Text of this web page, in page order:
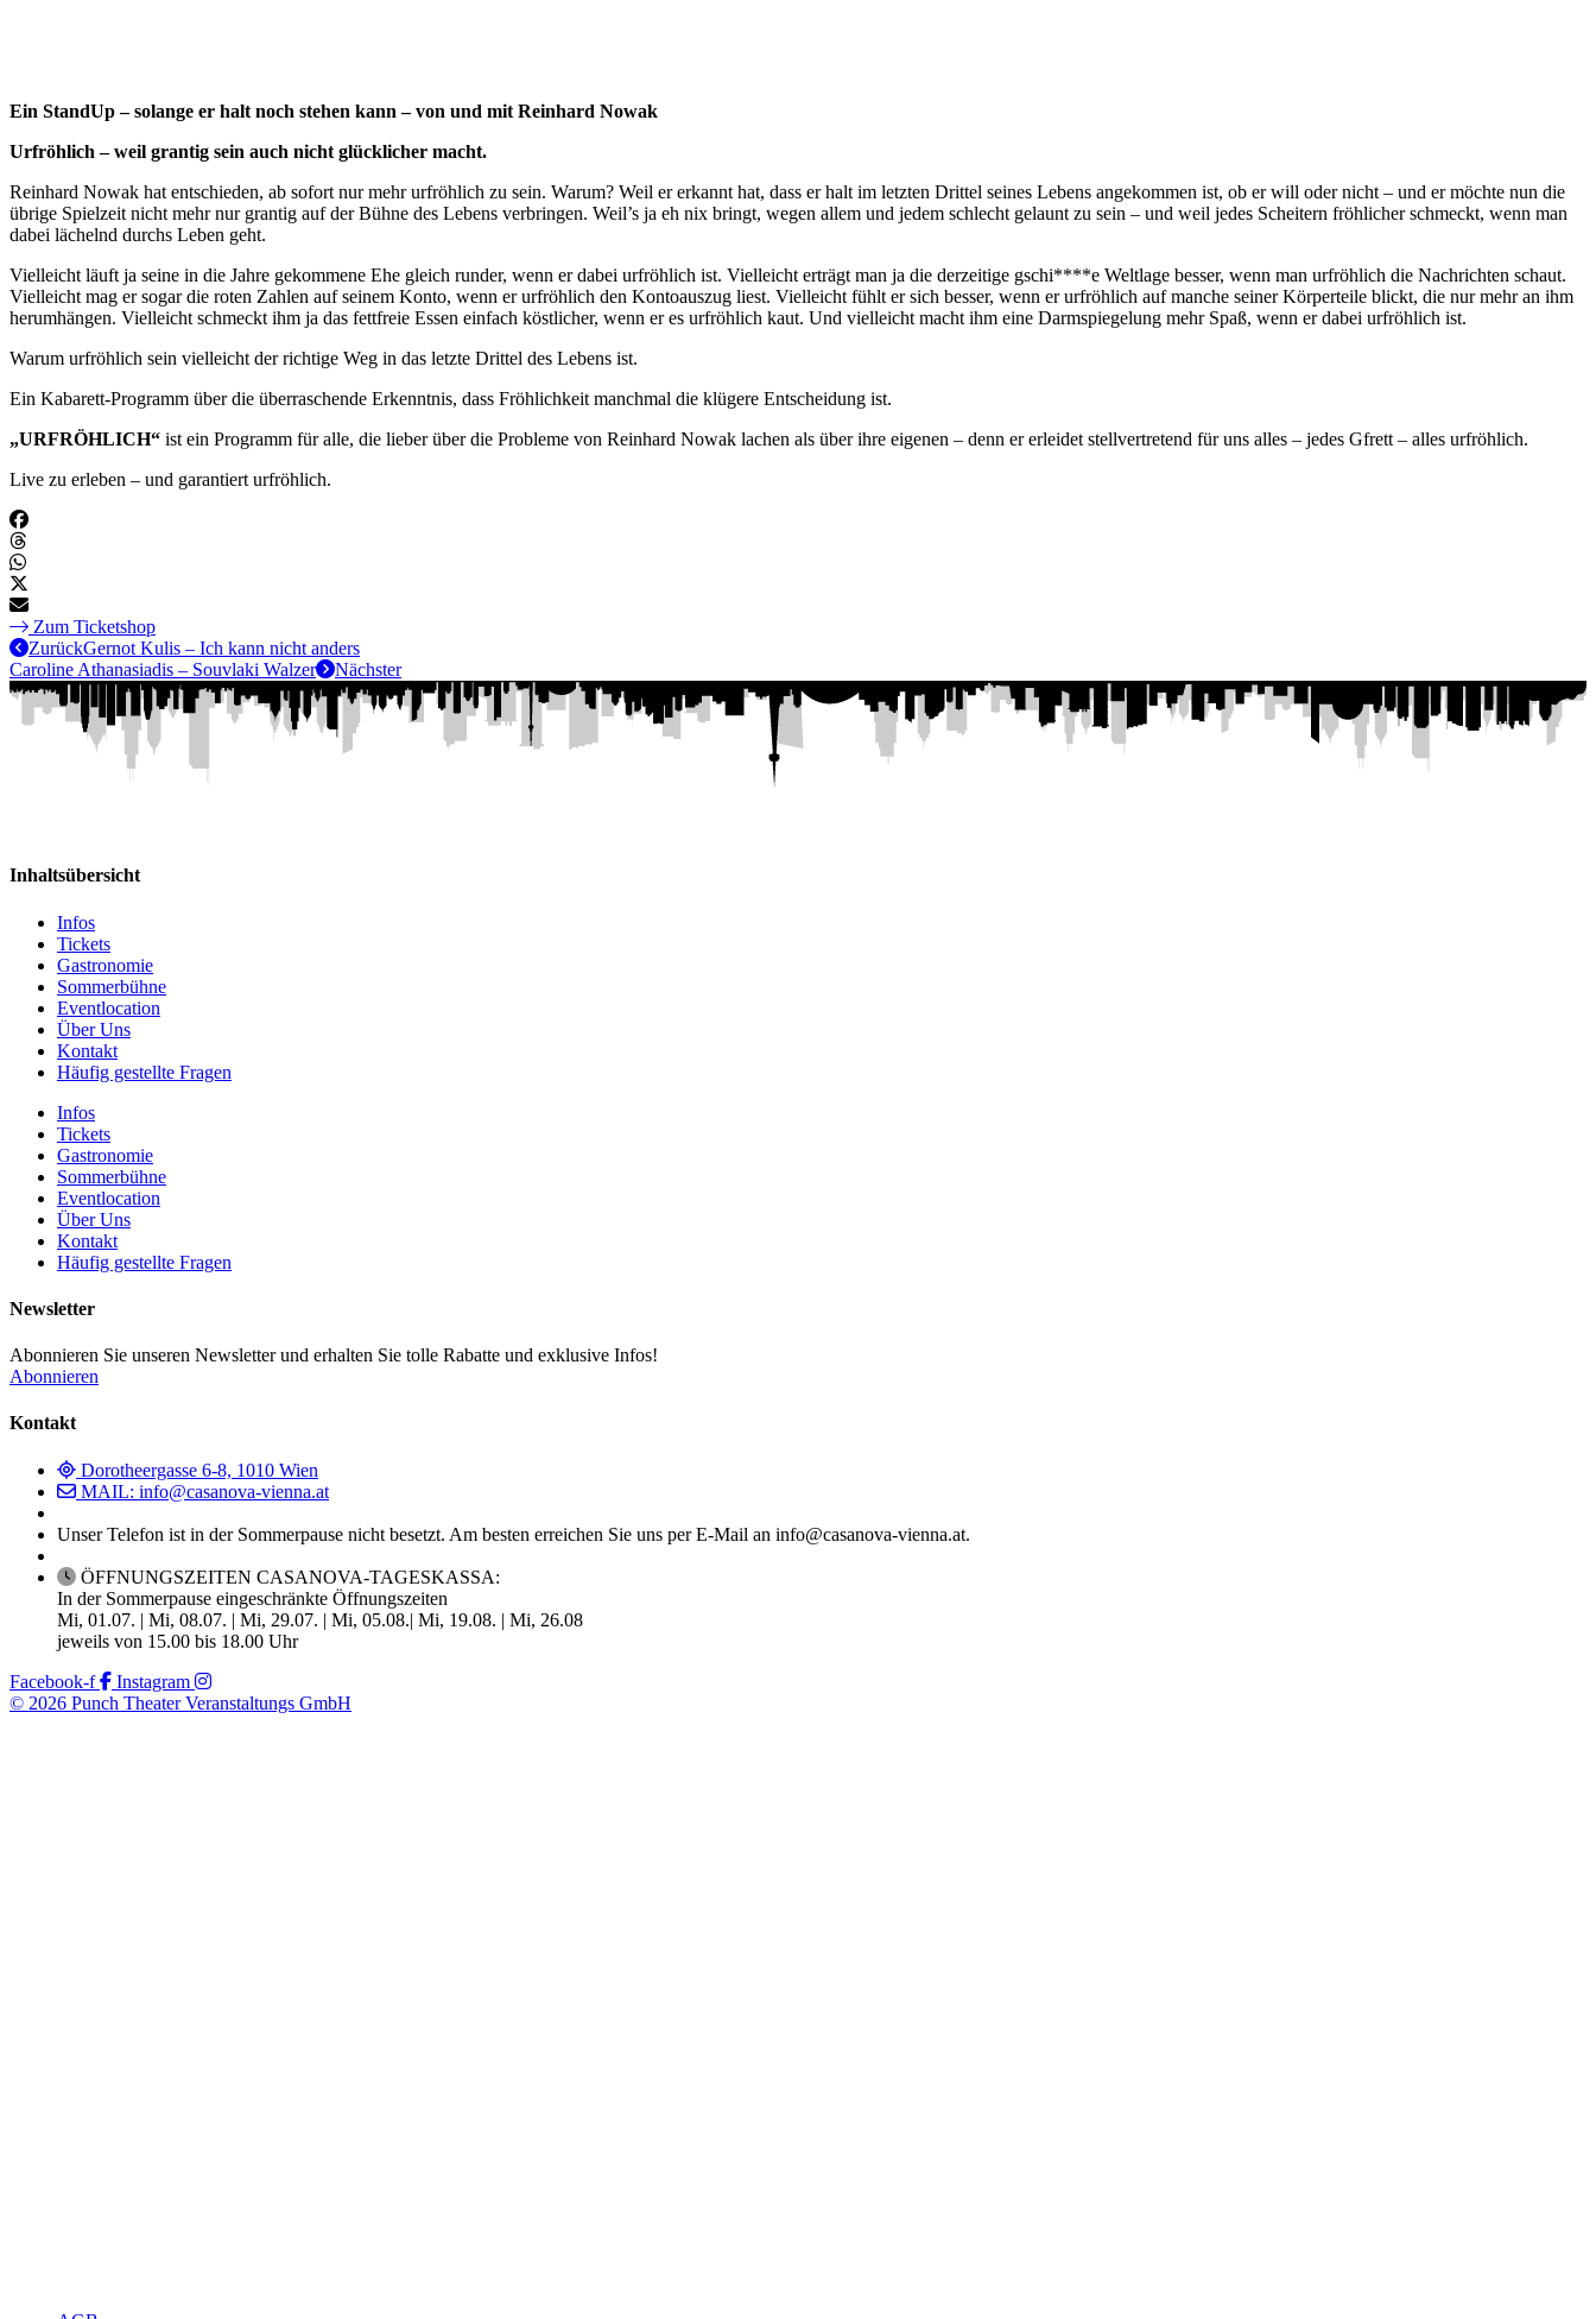
Ein StandUp – solange er halt noch stehen kann – von und mit Reinhard Nowak
Urfröhlich – weil grantig sein auch nicht glücklicher macht.
Reinhard Nowak hat entschieden, ab sofort nur mehr urfröhlich zu sein. Warum? Weil er erkannt hat, dass er halt im letzten Drittel seines Lebens angekommen ist, ob er will oder nicht – und er möchte nun die
übrige Spielzeit nicht mehr nur grantig auf der Bühne des Lebens verbringen. Weil’s ja eh nix bringt, wegen allem und jedem schlecht gelaunt zu sein – und weil jedes Scheitern fröhlicher schmeckt, wenn man
dabei lächelnd durchs Leben geht.
Vielleicht läuft ja seine in die Jahre gekommene Ehe gleich runder, wenn er dabei urfröhlich ist. Vielleicht erträgt man ja die derzeitige gschi****e Weltlage besser, wenn man urfröhlich die Nachrichten schaut.
Vielleicht mag er sogar die roten Zahlen auf seinem Konto, wenn er urfröhlich den Kontoauszug liest. Vielleicht fühlt er sich besser, wenn er urfröhlich auf manche seiner Körperteile blickt, die nur mehr an ihm
herumhängen. Vielleicht schmeckt ihm ja das fettfreie Essen einfach köstlicher, wenn er es urfröhlich kaut. Und vielleicht macht ihm eine Darmspiegelung mehr Spaß, wenn er dabei urfröhlich ist.
Warum urfröhlich sein vielleicht der richtige Weg in das letzte Drittel des Lebens ist.
Ein Kabarett-Programm über die überraschende Erkenntnis, dass Fröhlichkeit manchmal die klügere Entscheidung ist.
„URFRÖHLICH“ ist ein Programm für alle, die lieber über die Probleme von Reinhard Nowak lachen als über ihre eigenen – denn er erleidet stellvertretend für uns alles – jedes Gfrett – alles urfröhlich.
Live zu erleben – und garantiert urfröhlich.
Zum Ticketshop
ZurückGernot Kulis – Ich kann nicht anders
Caroline Athanasiadis – Souvlaki Walzer
Nächster
Inhaltsübersicht
Infos
Tickets
Gastronomie
Sommerbühne
Eventlocation
Über Uns
Kontakt
Häufig gestellte Fragen
Infos
Tickets
Gastronomie
Sommerbühne
Eventlocation
Über Uns
Kontakt
Häufig gestellte Fragen
Newsletter
Abonnieren Sie unseren Newsletter und erhalten Sie tolle Rabatte und exklusive Infos!
Abonnieren
Kontakt
Dorotheergasse 6-8, 1010 Wien
MAIL: info@casanova-vienna.at
Unser Telefon ist in der Sommerpause nicht besetzt. Am besten erreichen Sie uns per E-Mail an info@casanova-vienna.at.
ÖFFNUNGSZEITEN CASANOVA-TAGESKASSA:
In der Sommerpause eingeschränkte Öffnungszeiten
Mi, 01.07. | Mi, 08.07. | Mi, 29.07. | Mi, 05.08.| Mi, 19.08. | Mi, 26.08
jeweils von 15.00 bis 18.00 Uhr
Facebook-f
Instagram
© 2026 Punch Theater Veranstaltungs GmbH